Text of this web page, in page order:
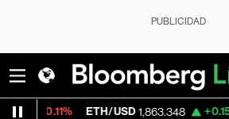
PUBLICIDAD
ETH/USD 1,863.348 +0.15% Visa